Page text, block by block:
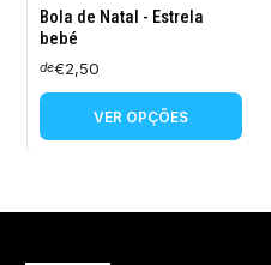
Bola de Natal - Estrela
bebé
de€2,50
VER OPÇÕES